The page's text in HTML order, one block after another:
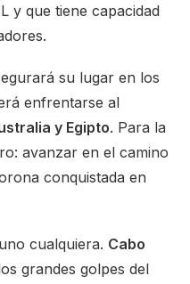
y que tiene capacidad
su lugar en los
enfrentarse al
y Egipto. Para la
avanzar en el camino
conquistada en
cualquiera. Cabo
grandes golpes del